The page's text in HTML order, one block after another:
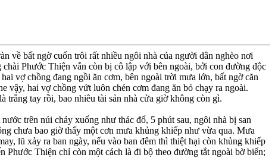
về bất ngờ cuốn trôi rất nhiều ngôi nhà của người dân nghèo nơi
Phước Thiện vẫn còn bị cô lập với bên ngoài, bởi con đường độc
vợ chồng đang ngồi ăn cơm, bên ngoài trời mưa lớn, bất ngờ căn
vậy, hai vợ chồng vứt luôn chén cơm đang ăn bỏ chạy ra ngoài.
trắng tay rồi, bao nhiêu tài sản nhà cửa giờ không còn gì.
trên núi chảy xuống như thác đổ, 5 phút sau, ngôi nhà bị san
chưa bao giờ thấy một cơn mưa khủng khiếp như vừa qua. Mưa
lũ xảy ra ban ngày, nếu vào ban đêm thì thiệt hại còn khủng khiếp
Thiện chỉ còn một cách là đi bộ theo đường tắt ngoài bờ biển;